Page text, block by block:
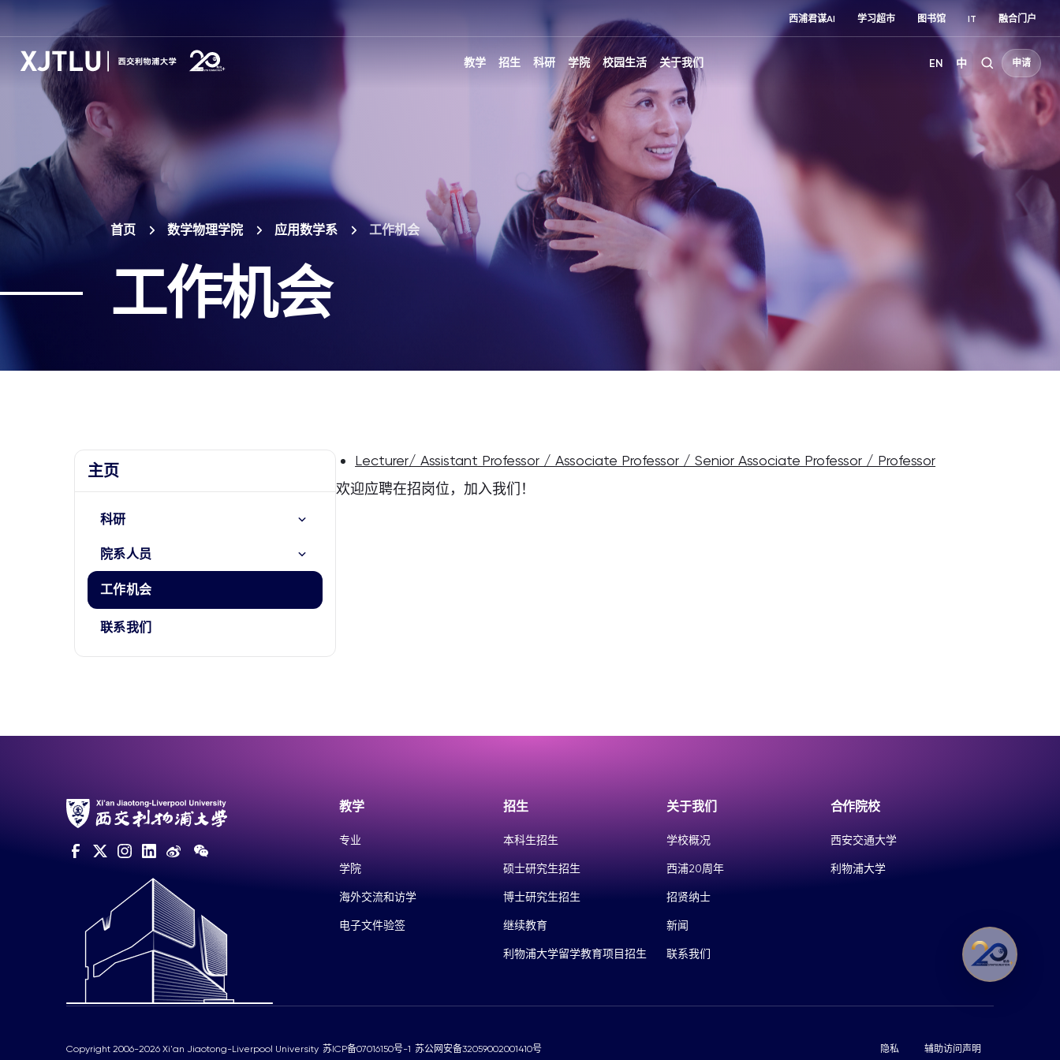
西浦君谋AI 学习超市 图书馆 IT 融合门户
教学 招生 科研 学院 校园生活 关于我们 EN 中 申请
首页 数学物理学院 应用数学系 工作机会
工作机会
主页
科研
院系人员
工作机会
联系我们
Lecturer/ Assistant Professor / Associate Professor / Senior Associate Professor / Professor
欢迎应聘在招岗位，加入我们！
教学
专业
学院
海外交流和访学
电子文件验签
招生
本科生招生
硕士研究生招生
博士研究生招生
继续教育
利物浦大学留学教育项目招生
关于我们
学校概况
西浦20周年
招贤纳士
新闻
联系我们
合作院校
西安交通大学
利物浦大学
Copyright 2006-2026 Xi'an Jiaotong-Liverpool University 苏ICP备07016150号-1 苏公网安备32059002001410号 隐私 辅助访问声明